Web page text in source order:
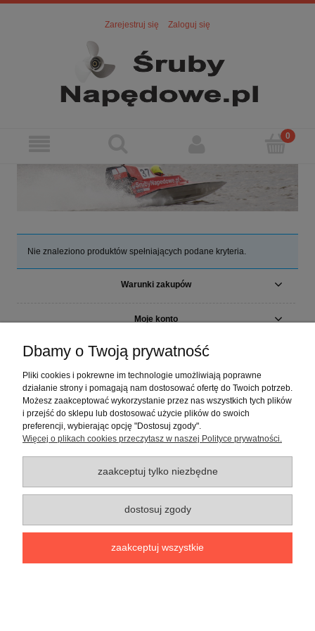
Zarejestruj się Zaloguj się
Nie znaleziono produktów spełniających podane kryteria.
Warunki zakupów
Moje konto
Informacje o sklepie
pokaż pełną wersję strony
Sklep internetowy Shoper.pl
Dbamy o Twoją prywatność
Pliki cookies i pokrewne im technologie umożliwiają poprawne
działanie strony i pomagają nam dostosować ofertę do Twoich potrzeb.
Możesz zaakceptować wykorzystanie przez nas wszystkich tych plików
i przejść do sklepu lub dostosować użycie plików do swoich
preferencji, wybierając opcję "Dostosuj zgody".
Więcej o plikach cookies przeczytasz w naszej Polityce prywatności.
zaakceptuj tylko niezbędne
dostosuj zgody
zaakceptuj wszystkie